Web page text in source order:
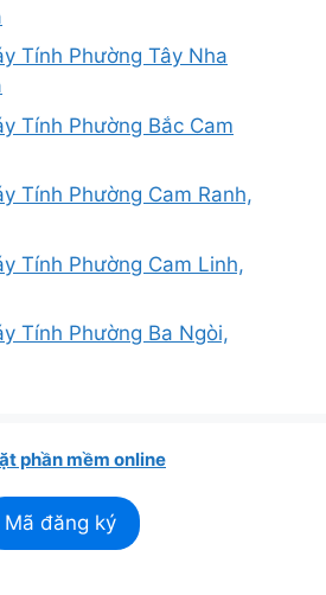
Tính Phường Tây Nha
Tính Phường Bắc Cam
Tính Phường Cam Ranh,
Tính Phường Cam Linh,
Tính Phường Ba Ngòi,
phần mềm online
Mã đăng ký